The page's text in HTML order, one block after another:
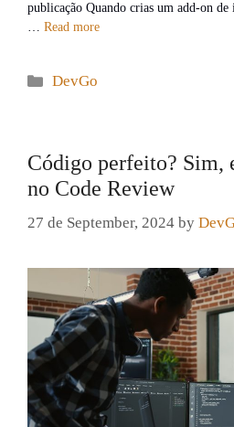
publicação Quando crias um add-on
… Read more
Categories
DevGo
Código perfeito? Sim,
no Code Review
27 de September, 2024 by